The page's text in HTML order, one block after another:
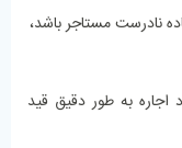
نادرست مستاجر باشد،
به ‌طور دقیق قید